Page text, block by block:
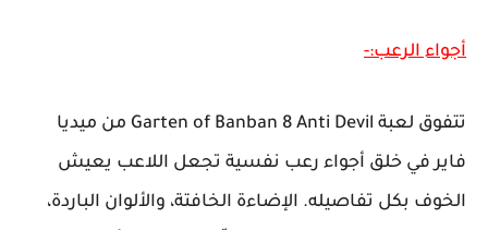
أجواء الرعب:-
تتفوق لعبة Garten of Banban 8 Anti Devil من ميديا
فاير في خلق أجواء رعب نفسية تجعل اللاعب يعيش
الخوف بكل تفاصيله. الإضاءة الخافتة، والألوان الباردة،